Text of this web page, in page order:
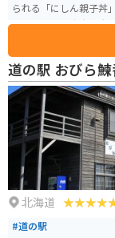
られる「にしん親子丼
風車があって広大な大
道の駅 おびら
北海道
#道の駅